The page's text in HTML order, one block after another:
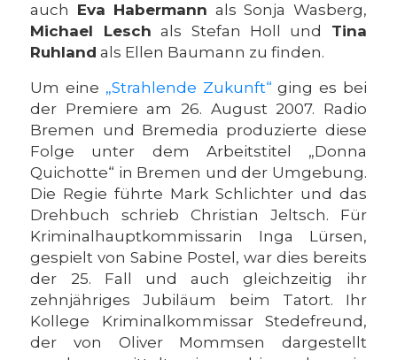
auch Eva Habermann als Sonja Wasberg,
Michael Lesch als Stefan Holl und Tina
Ruhland als Ellen Baumann zu finden.
Um eine „Strahlende Zukunft“ ging es bei
der Premiere am 26. August 2007. Radio
Bremen und Bremedia produzierte diese
Folge unter dem Arbeitstitel „Donna
Quichotte“ in Bremen und der Umgebung.
Die Regie führte Mark Schlichter und das
Drehbuch schrieb Christian Jeltsch. Für
Kriminalhauptkommissarin Inga Lürsen,
gespielt von Sabine Postel, war dies bereits
der 25. Fall und auch gleichzeitig ihr
zehnjähriges Jubiläum beim Tatort. Ihr
Kollege Kriminalkommissar Stedefreund,
der von Oliver Mommsen dargestellt